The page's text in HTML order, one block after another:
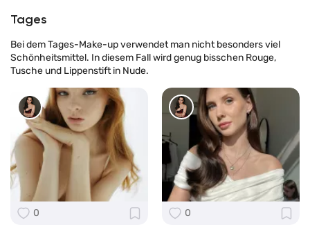
Tages
Bei dem Tages-Make-up verwendet man nicht besonders viel
Schönheitsmittel. In diesem Fall wird genug bisschen Rouge,
Tusche und Lippenstift in Nude.
0 0